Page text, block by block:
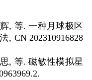
, 等.一种月球极区
, CN 202310916828
, 等.磁敏性模拟星